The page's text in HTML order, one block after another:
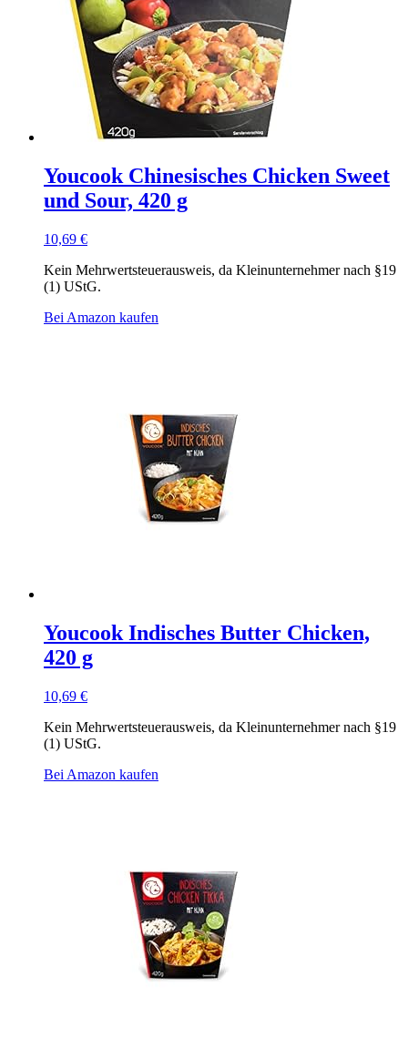
Youcook Chinesisches Chicken Sweet
und Sour, 420 g
10,69 €
Kein Mehrwertsteuerausweis, da Kleinunternehmer nach §19
(1) UStG.
Bei Amazon kaufen
Youcook Indisches Butter Chicken,
420 g
10,69 €
Kein Mehrwertsteuerausweis, da Kleinunternehmer nach §19
(1) UStG.
Bei Amazon kaufen